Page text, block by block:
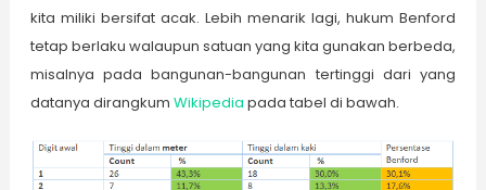
kita miliki bersifat acak. Lebih menarik lagi, hukum Benford
tetap berlaku walaupun satuan yang kita gunakan berbeda,
misalnya pada bangunan-bangunan tertinggi dari yang
datanya dirangkum Wikipedia pada tabel di bawah.